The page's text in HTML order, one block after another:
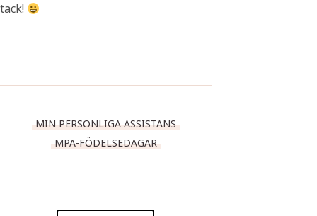
tack!
MIN PERSONLIGA ASSISTANS
MPA-FÖDELSEDAGAR